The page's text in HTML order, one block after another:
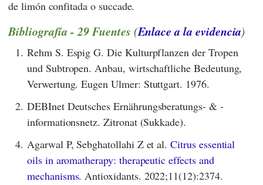
de limón confitada o succade.
Bibliografía - 29 Fuentes (Enlace a la evidencia)
1. Rehm S. Espig G. Die Kulturpflanzen der Tropen
und Subtropen. Anbau, wirtschaftliche Bedeutung,
Verwertung. Eugen Ulmer: Stuttgart. 1976.
2. DEBInet Deutsches Ernährungsberatungs- & -
informationsnetz. Zitronat (Sukkade).
4. Agarwal P, Sebghatollahi Z et al.Citrus essential
oils in aromatherapy: therapeutic effects and
mechanisms. Antioxidants. 2022;11(12):2374.